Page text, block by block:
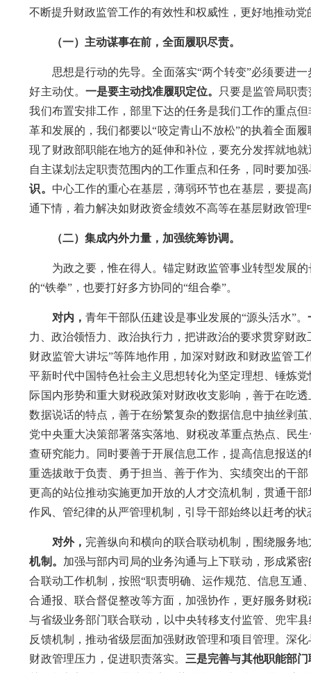
不断提升财政监管工作的有效性和权威性，更好地推动
（一）主动谋事在前，全面履职尽责。
思想是行动的先导。全面落实“两个转变”必须要进
好主动仗。 一是要主动找准履职定位。
只要是监管局职
我们布置安排工作，部里下达的任务是我们工作的重点
革和发展的，我们都要以“咬定青山不放松”的执着全面履
现了财政部职能在地方的延伸和补位，要充分发挥就地
自主谋划法定职责范围内的工作重点和任务，同时要加
识。 中心工作的重心在基层，薄弱环节也在基层，要提
通下情，着力解决如财政资金绩效不高等在基层财政管
（二）集成内外力量，加强统筹协调。
为政之要，惟在得人 。锚定财政监管事业转型发展
的“铁拳”，也要打好多方协同的“组合拳”。
对内， 青年干部队伍建设是事业发展的“源头活水”。
力、政治领悟力、政治执行力，把讲政治的要求贯穿财
财政监管大讲坛”等阵地作用，加深对财政和财政监管
平新时代中国特色社会主义思想转化为坚定理想、锤炼
际国内形势和重大财税政策对财政收支影响，善于在吃
数据说话的特点，善于在纷繁复杂的数据信息中抽丝剥
党中央重大决策部署落实落地、财税改革重点热点、民
查研究能力。同时要善于开展信息工作，提高信息报送
重选拔敢于负责、勇于担当、善于作为、实绩突出的干
更高的站位推动实施更加开放的人才交流机制，贯通干
作风、管纪律的从严管理机制，引导干部始终以赶考的状
对外， 完善纵向和横向的联合联动机制，围绕服务地
机制。 加强与部内司局的业务沟通与上下联动，形成紧
合联动工作机制，按照“职责明确、运作规范、信息互通
合通报、联合督促整改等方面，加强协作，更好服务财
与省级业务部门联合联动，以中央转移支付监管、兜牢县
反馈机制，推动省级层面加强财政管理和项目管理。深
财政管理压力，促进职责落实。 三是完善与其他职能部